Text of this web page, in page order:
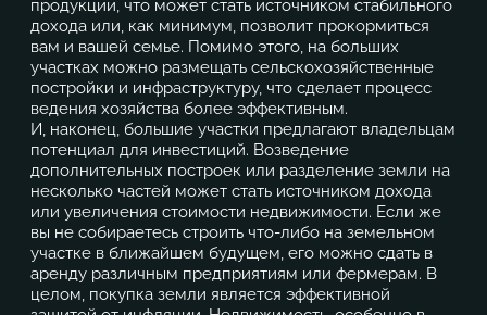
продукции, что может стать источником стабильного
дохода или, как минимум, позволит прокормиться
вам и вашей семье. Помимо этого, на больших
участках можно размещать сельскохозяйственные
постройки и инфраструктуру, что сделает процесс
ведения хозяйства более эффективным.
И, наконец, большие участки предлагают владельцам
потенциал для инвестиций. Возведение
дополнительных построек или разделение земли на
несколько частей может стать источником дохода
или увеличения стоимости недвижимости. Если же
вы не собираетесь строить что-либо на земельном
участке в ближайшем будущем, его можно сдать в
аренду различным предприятиям или фермерам. В
целом, покупка земли является эффективной